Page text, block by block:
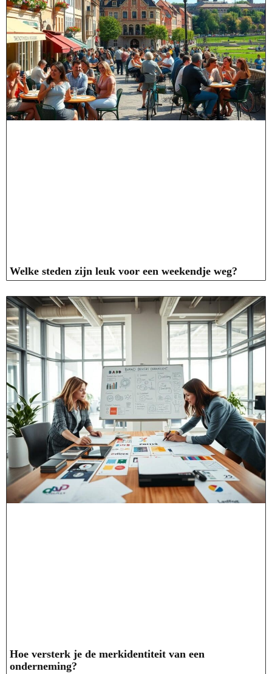
Welke steden zijn leuk voor een weekendje weg?
Hoe versterk je de merkidentiteit van een
onderneming?